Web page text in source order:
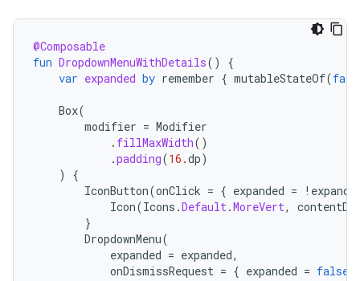
@Composable
fun DropdownMenuWithDetails()
{
var expanded by remember { mutableStateOf(
Box(
modifier = Modifier
. fillMaxWidth()
.padding(16.dp)
)
{
IconButton(onClick = { expanded = !
Icon(Icons .Default .MoreVert,
}
DropdownMenu(
expanded = expanded,
onDismissRequest = { expanded = false